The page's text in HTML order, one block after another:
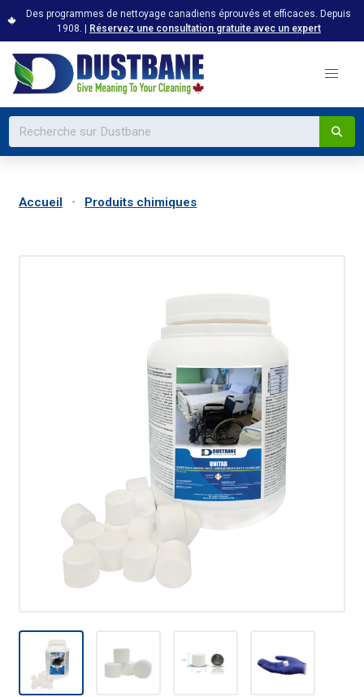
Des programmes de nettoyage canadiens éprouvés et efficaces. Depuis
1908. | Réservez une consultation gratuite avec un expert
Accueil Produits chimiques